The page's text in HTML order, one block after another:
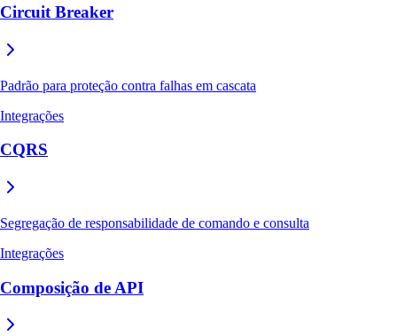
Circuit Breaker
Padrão para proteção contra falhas em cascata
Integrações
CQRS
Segregação de responsabilidade de comando e consulta
Integrações
Composição de API